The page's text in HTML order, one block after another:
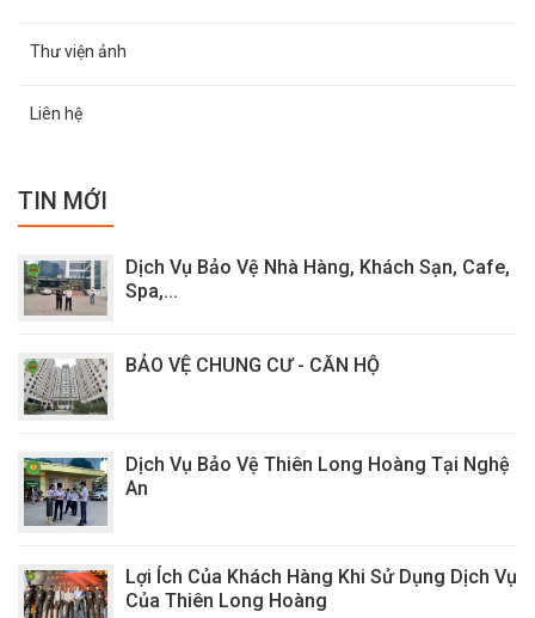
Thư viện ảnh
Liên hệ
TIN MỚI
Dịch Vụ Bảo Vệ Nhà Hàng, Khách Sạn, Cafe,
Spa,...
BẢO VỆ CHUNG CƯ - CĂN HỘ
Dịch Vụ Bảo Vệ Thiên Long Hoàng Tại Nghệ
An
Lợi Ích Của Khách Hàng Khi Sử Dụng Dịch Vụ
Của Thiên Long Hoàng